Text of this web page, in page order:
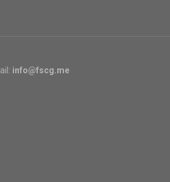
info@fscg.me